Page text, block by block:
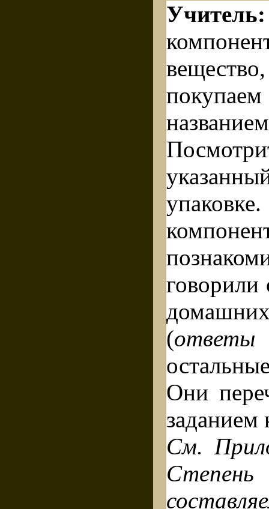
(ответы
Они
заданием
См.